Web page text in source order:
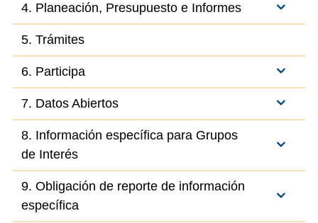
4. Planeación, Presupuesto e Informes
5. Trámites
6. Participa
7. Datos Abiertos
8. Información específica para Grupos
de Interés
9. Obligación de reporte de información
específica